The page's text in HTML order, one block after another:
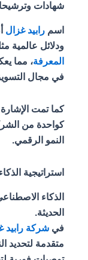
شهادات وترشيحات
اسم رابيد غزال
ودلائل عالمية مثل
المعرفة ، مما يعكس
في مجال التسويق
كما تمت الإشارة
كواحدة من
النمو الرقمي.
استراتيجية
الذكاء
الحديثة.
في شركة رابيد
متقدمة لتحديد